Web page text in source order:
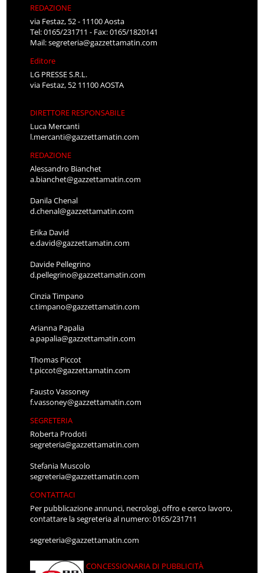
REDAZIONE
via Festaz, 52 - 11100 Aosta
Tel: 0165/231711 - Fax: 0165/1820141
Mail:segreteria@gazzettamatin.com
Editore
LG PRESSE S.R.L.
via Festaz, 52 11100 AOSTA
DIRETTORE RESPONSABILE
Luca Mercanti
l.mercanti@gazzettamatin.com
REDAZIONE
Alessandro Bianchet
a.bianchet@gazzettamatin.com
Danila Chenal
d.chenal@gazzettamatin.com
Erika David
e.david@gazzettamatin.com
Davide Pellegrino
d.pellegrino@gazzettamatin.com
Cinzia Timpano
c.timpano@gazzettamatin.com
Arianna Papalia
a.papalia@gazzettamatin.com
Thomas Piccot
t.piccot@gazzettamatin.com
Fausto Vassoney
f.vassoney@gazzettamatin.com
SEGRETERIA
Roberta Prodoti
segreteria@gazzettamatin.com
Stefania Muscolo
segreteria@gazzettamatin.com
CONTATTACI
Per pubblicazione annunci, necrologi, offro e cerco lavoro,
contattare la segreteria al numero: 0165/231711
segreteria@gazzettamatin.com
CONCESSIONARIA DI PUBBLICITÀ